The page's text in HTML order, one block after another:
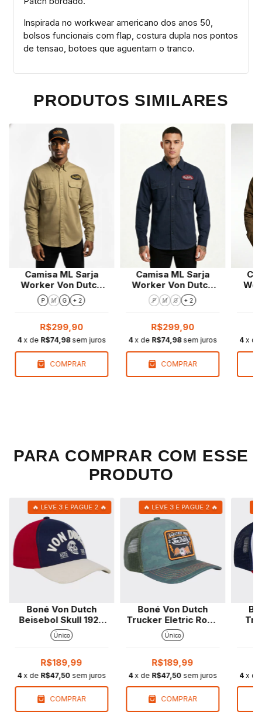
Inspirada no workwear americano dos anos 50,
bolsos funcionais com flap, costura dupla nos pontos
de tensao, botoes que aguentam o tranco.
PRODUTOS SIMILARES
Camisa ML Sarja
Worker Von Dutch
Patch Signature Kaki
P M G + 2
R$299,90
4 x de R$74,98 sem juros
COMPRAR
Camisa ML Sarja
Worker Von Dutch
Signature Azul
Marinho
P M G + 2
R$299,90
4 x de R$74,98 sem juros
COMPRAR
4 x
PARA COMPRAR COM ESSE
PRODUTO
🔥 LEVE 3 E PAGUE 2 🔥
Boné Von Dutch
Beisebol Skull 1929
Marinho
Único
R$189,99
4 x de R$47,50 sem juros
COMPRAR
🔥 LEVE 3 E PAGUE 2 🔥
Boné Von Dutch
Trucker Eletric Road
Camo
Único
R$189,99
4 x de R$47,50 sem juros
COMPRAR
4 x